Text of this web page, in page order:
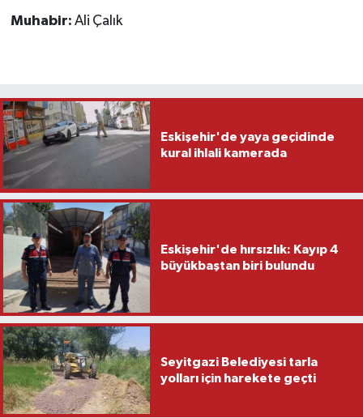
Muhabir: Ali Çalık
Eskişehir'de yaya geçidinde
kural ihlali kamerada
Eskişehir'de hırsızlık: Kayıp 4
büyükbaştan biri bulundu
Seyitgazi Belediyesi tarla
yolları için harekete geçti